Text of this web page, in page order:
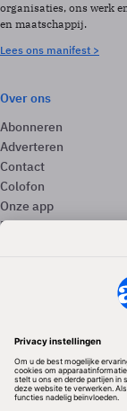
organisaties, ons werk
en maatschappij.
Lees ons manifest >
Over ons
Abonneren
Adverteren
Contact
Colofon
Onze app
Privacyinstellingen
Redactionele partner